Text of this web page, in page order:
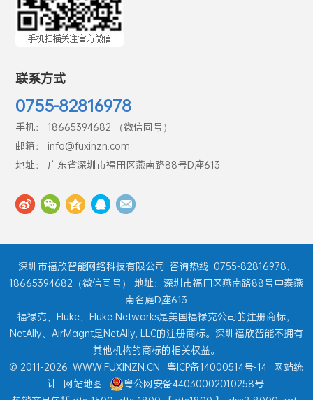
联系方式
0755-82816978
手机： 18665394682 （微信同号）
邮箱： info@fuxinzn.com
地址： 广东省深圳市福田区燕南路88号D座613
深圳市福欣智能网络科技有限公司 咨询热线: 0755-82816978、
18665394682（微信同号） 地址：深圳市福田区燕南路88号中泰燕
南名庭D座613
福禄克、Fluke、Fluke Networks是美国福禄克公司的注册商标，
NetAlly、AirMagnt是NetAlly, LLC的注册商标。深圳福欣智能不拥有
其他机构的商标的相关权益。
© 2011-2026 WWW.FUXINZN.CN 粤ICP备14000514号-14 网站统
计 网站地图
粤公网安备44030002010258号